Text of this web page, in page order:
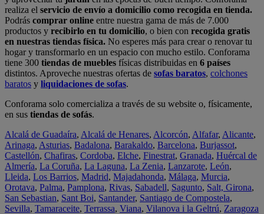
realiza el servicio de envío a domicilio como recogida en tienda.
Podrás comprar online entre nuestra gama de más de 7.000
productos y recibirlo en tu domicilio, o bien con recogida gratis
en nuestras tiendas física. No esperes más para crear o renovar tu
hogar y transformarlo en un espacio con mucho estilo. Conforama
tiene 300 tiendas de muebles físicas distribuidas en 6 países
distintos. Aproveche nuestras ofertas de sofas baratos, colchones
baratos y liquidaciones de sofas.
Conforama solo comercializa a través de su website o, físicamente,
en sus tiendas de sofás.
Alcalá de Guadaíra, Alcalá de Henares, Alcorcón, Alfafar, Alicante,
Arinaga, Asturias, Badalona, Barakaldo, Barcelona, Burjassot,
Castellón, Chafiras, Cordoba, Elche, Finestrat, Granada, Huércal de
Almería, La Coruña, La Laguna, La Zenia, Lanzarote, León,
Lleida, Los Barrios, Madrid, Majadahonda, Málaga, Murcia,
Orotava, Palma, Pamplona, Rivas, Sabadell, Sagunto, Salt, Girona,
San Sebastian, Sant Boi, Santander, Santiago de Compostela,
Sevilla, Tamaraceite, Terrassa, Viana, Vilanova i la Geltrú, Zaragoza